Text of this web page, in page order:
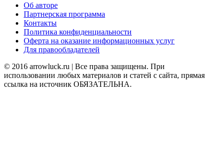
Об авторе
Партнерская программа
Контакты
Политика конфиденциальности
Оферта на оказание информационных услуг
Для правообладателей
© 2016 arrowluck.ru | Все права защищены. При
использовании любых материалов и статей с сайта, прямая
ссылка на источник ОБЯЗАТЕЛЬНА.